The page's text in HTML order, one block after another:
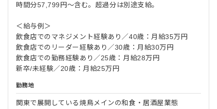
時間分57,799円～含む。超過分は別途支給。
＜給与例＞
飲食店でのマネジメント経験あり／40歳：月給35万円
飲食店でのリーダー経験あり／30歳：月給30万円
飲食店での勤務経験あり／25歳：月給28万円
新卒/未経験／20歳：月給25万円
勤務地
関東で展開している焼鳥メインの和食・居酒屋業態